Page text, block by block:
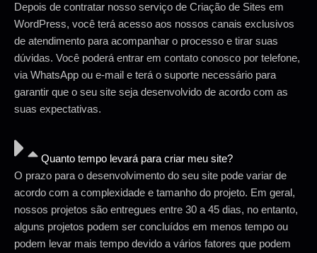
Depois de contratar nosso serviço de Criação de Sites em
WordPress, você terá acesso aos nossos canais exclusivos
de atendimento para acompanhar o processo e tirar suas
dúvidas. Você poderá entrar em contato conosco por telefone,
via WhatsApp ou e-mail e terá o suporte necessário para
garantir que o seu site seja desenvolvido de acordo com as
suas expectativas.
Quanto tempo levará para criar meu site?
O prazo para o desenvolvimento do seu site pode variar de
acordo com a complexidade e tamanho do projeto. Em geral,
nossos projetos são entregues entre 30 a 45 dias, no entanto,
alguns projetos podem ser concluídos em menos tempo ou
podem levar mais tempo devido a vários fatores que podem